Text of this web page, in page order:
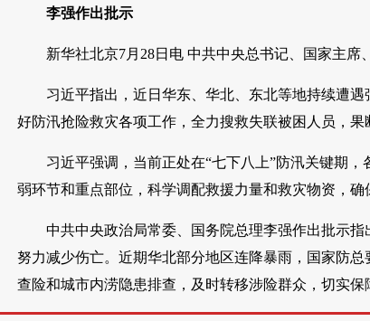
李强作出批示
新华社北京7月28日电 中共中央总书记、国家主席
习近平指出，近日华东、华北、东北等地持续遭
好防汛抢险救灾各项工作，全力搜救失联被困人员，
习近平强调，当前正处在“七下八上”防汛关键期
弱环节和重点部位，科学调配救援力量和救灾物资，
中共中央政治局常委、国务院总理李强作出批示
努力减少伤亡。近期华北部分地区连降暴雨，国家防
查险和城市内涝隐患排查，及时转移涉险群众，切实保